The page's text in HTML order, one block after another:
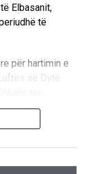
Elbasanit,
të
për hartimin e
së Dytë
themelues i
intelektual